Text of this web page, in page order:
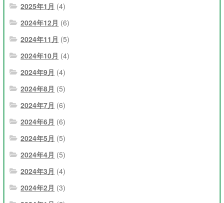
2025年1月 (4)
2024年12月 (6)
2024年11月 (5)
2024年10月 (4)
2024年9月 (4)
2024年8月 (5)
2024年7月 (6)
2024年6月 (6)
2024年5月 (5)
2024年4月 (5)
2024年3月 (4)
2024年2月 (3)